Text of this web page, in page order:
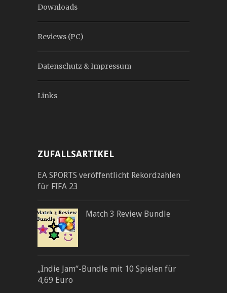
Downloads
Reviews (PC)
Datenschutz & Impressum
Links
ZUFALLSARTIKEL
EA SPORTS veröffentlicht Rekordzahlen
für FIFA 23
Match 3 Review Bundle
„Indie Jam“-Bundle mit 10 Spielen für
4,69 Euro